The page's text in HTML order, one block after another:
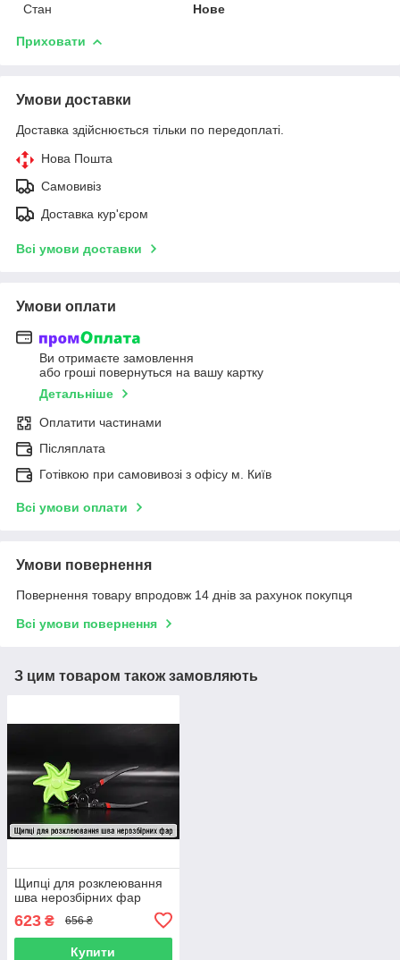
Стан
Нове
Приховати
Умови доставки
Доставка здійснюється тільки по передоплаті.
Нова Пошта
Самовивіз
Доставка кур'єром
Всі умови доставки
Умови оплати
Ви отримаєте замовлення
або гроші повернуться на вашу картку
Детальніше
Оплатити частинами
Післяплата
Готівкою при самовивозі з офісу м. Київ
Всі умови оплати
Умови повернення
Повернення товару впродовж 14 днів за рахунок покупця
Всі умови повернення
З цим товаром також замовляють
Щипці для розклеювання
шва нерозбірних фар
623 ₴ 656 ₴
Купити